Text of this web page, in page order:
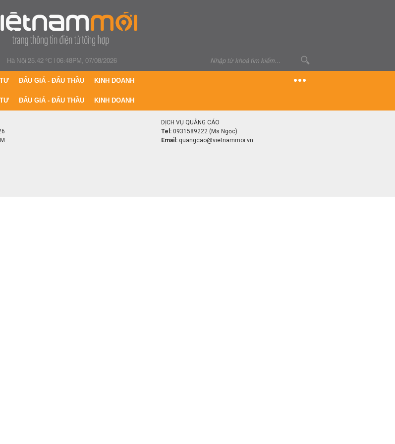
Hà Nội 25.42 °C|06:48PM, 07/08/2026
ĐẤU GIÁ - ĐẤU THẦU KINH DOANH
ĐẤU GIÁ - ĐẤU THẦU KINH DOANH
DỊCH VỤ QUẢNG CÁO
Tel: 0931589222 (Ms Ngọc)
Email: quangcao@vietnammoi.vn